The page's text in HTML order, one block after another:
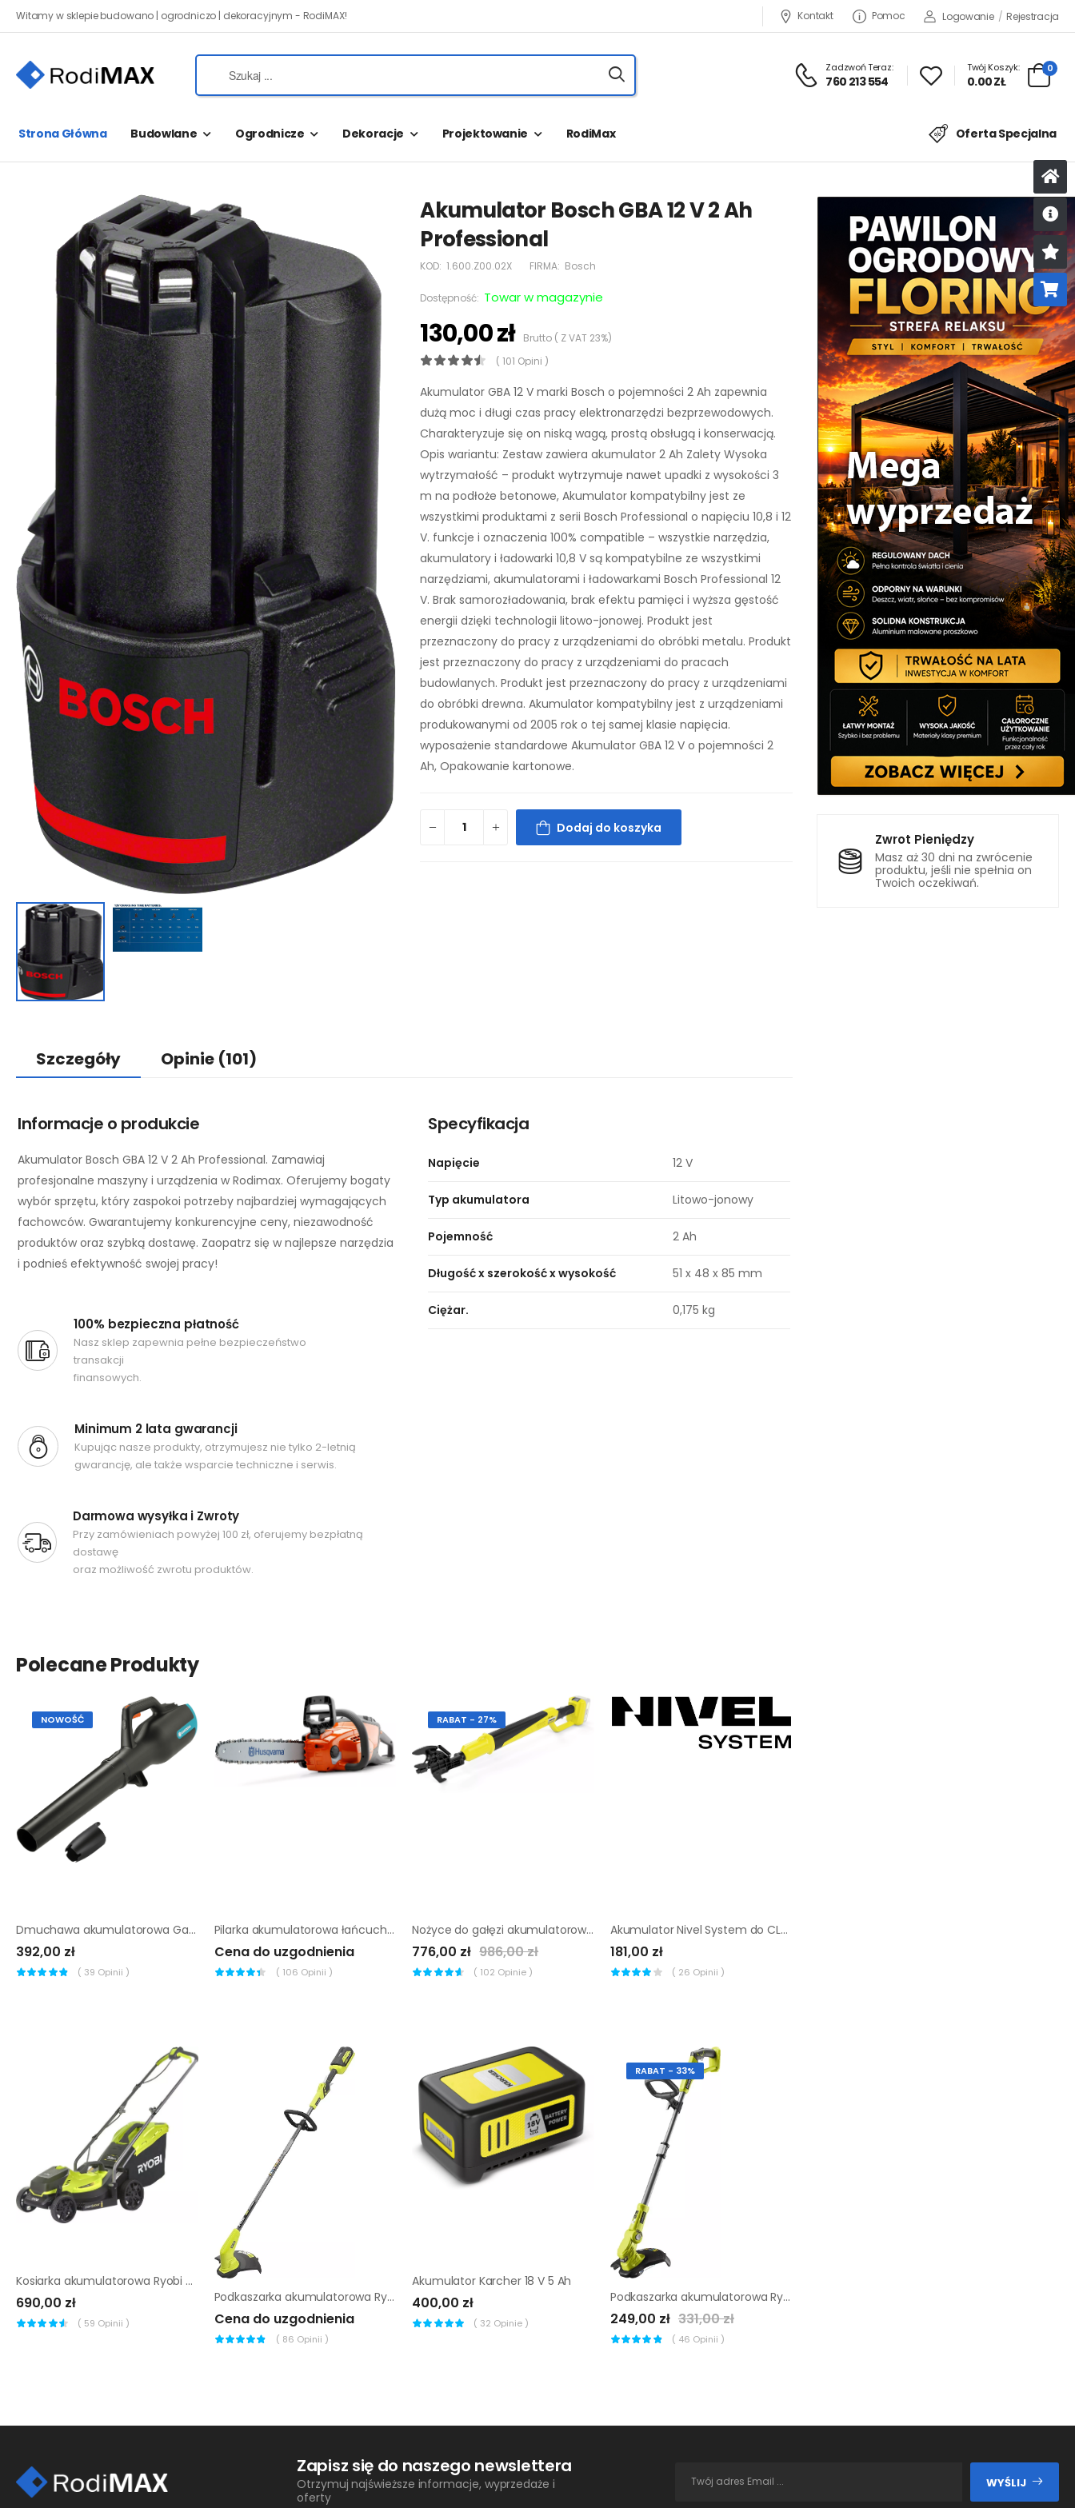
Witamy w sklepie budowano | ogrodniczo | dekoracyjnym - RodiMAX! Kontakt Pomoc Logowanie / Rejestracja
Zadzwoń Teraz:
760 213 554
Twój Koszyk:
0.00 ZŁ
0
Strona Główna Budowlane Ogrodnicze Dekoracje Projektowanie RodiMax Oferta Specjalna
Zwrot Pieniędzy
Masz aż 30 dni na zwrócenie
produktu, jeśli nie spełnia on
Twoich oczekiwań.
Akumulator Bosch GBA 12 V 2 Ah
Professional
KOD: 1.600.Z00.02X FIRMA: Bosch
Dostępność: Towar w magazynie
130,00 złBrutto ( Z VAT 23%)
( 101 Opini )
Akumulator GBA 12 V marki Bosch o pojemności 2 Ah zapewnia
dużą moc i długi czas pracy elektronarzędzi bezprzewodowych.
Charakteryzuje się on niską wagą, prostą obsługą i konserwacją.
Opis wariantu: Zestaw zawiera akumulator 2 Ah Zalety Wysoka
wytrzymałość – produkt wytrzymuje nawet upadki z wysokości 3
m na podłoże betonowe, Akumulator kompatybilny jest ze
wszystkimi produktami z serii Bosch Professional o napięciu 10,8 i 12
V. funkcje i oznaczenia 100% compatible – wszystkie narzędzia,
akumulatory i ładowarki 10,8 V są kompatybilne ze wszystkimi
narzędziami, akumulatorami i ładowarkami Bosch Professional 12
V. Brak samorozładowania, brak efektu pamięci i wyższa gęstość
energii dzięki technologii litowo-jonowej. Produkt jest
przeznaczony do pracy z urządzeniami do obróbki metalu. Produkt
jest przeznaczony do pracy z urządzeniami do pracach
budowlanych. Produkt jest przeznaczony do pracy z urządzeniami
do obróbki drewna. Akumulator kompatybilny jest z urządzeniami
produkowanymi od 2005 rok o tej samej klasie napięcia.
wyposażenie standardowe Akumulator GBA 12 V o pojemności 2
Ah, Opakowanie kartonowe.
Dodaj do koszyka
Szczegóły Opinie (101)
Informacje o produkcie
Akumulator Bosch GBA 12 V 2 Ah Professional. Zamawiaj
profesjonalne maszyny i urządzenia w Rodimax. Oferujemy bogaty
wybór sprzętu, który zaspokoi potrzeby najbardziej wymagających
fachowców. Gwarantujemy konkurencyjne ceny, niezawodność
produktów oraz szybką dostawę. Zaopatrz się w najlepsze narzędzia
i podnieś efektywność swojej pracy!
100% bezpieczna płatność
Nasz sklep zapewnia pełne bezpieczeństwo
transakcji
finansowych.
Minimum 2 lata gwarancji
Kupując nasze produkty, otrzymujesz nie tylko 2-letnią
gwarancję, ale także wsparcie techniczne i serwis.
Darmowa wysyłka i Zwroty
Przy zamówieniach powyżej 100 zł, oferujemy bezpłatną
dostawę
oraz możliwość zwrotu produktów.
Specyfikacja
Napięcie 12 V
Typ akumulatora Litowo-jonowy
Pojemność 2 Ah
Długość x szerokość x wysokość 51 x 48 x 85 mm
Ciężar. 0,175 kg
Polecane Produkty
NOWOŚĆ
Dmuchawa akumulatorowa Gardena PowerJet P4A |
392,00 zł
( 39 Opinii )
Pilarka akumulatorowa łańcuchowa Husqvarna 120i
Cena do uzgodnienia
( 106 Opinii )
RABAT - 27%
Nożyce do gałęzi akumulatorowe Karcher TLO 18-32 |
776,00 zł 986,00 zł
( 102 Opinie )
Akumulator Nivel System do CL2D, CL3D i CL4D |
181,00 zł
( 26 Opinii )
Kosiarka akumulatorowa Ryobi OLM1833B ▷
690,00 zł
( 59 Opinii )
Podkaszarka akumulatorowa Ryobi RY36LT33A-120 |
Cena do uzgodnienia
( 86 Opinii )
Akumulator Karcher 18 V 5 Ah
400,00 zł
( 32 Opinie )
RABAT - 33%
Podkaszarka akumulatorowa Ryobi OLT1832 ▷
249,00 zł 331,00 zł
( 46 Opinii )
Zapisz się do naszego newslettera
Otrzymuj najświeższe informacje, wyprzedaże i
oferty
WYŚLIJ